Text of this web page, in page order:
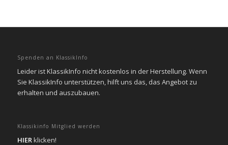
Spenden an KlassikInfo
Leider ist KlassikInfo nicht kostenlos in der Herstellung. Wenn
Sie KlassikInfo unterstützen, hilft uns das, das Angebot zu
erhalten und auszubauen.
Klassikinfo Mitglied werden
HIERklicken!